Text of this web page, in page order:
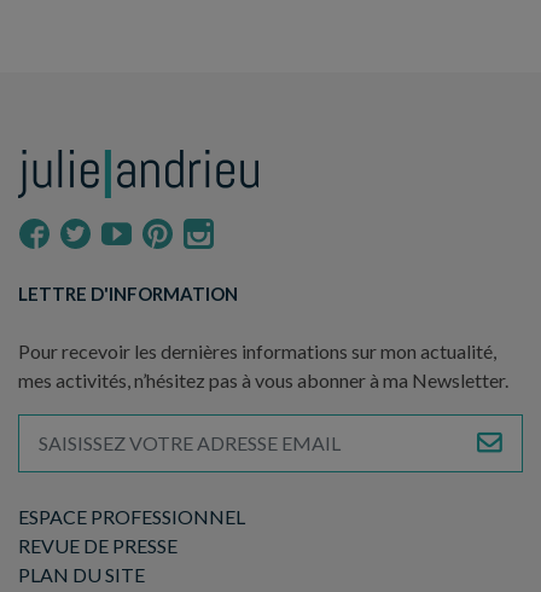
ESPACE PROFESSIONNEL
REVUE DE PRESSE
PLAN DU SITE
LETTRE D'INFORMATION
Pour recevoir les dernières informations sur mon actualité,
mes activités, n’hésitez pas à vous abonner à ma Newsletter.